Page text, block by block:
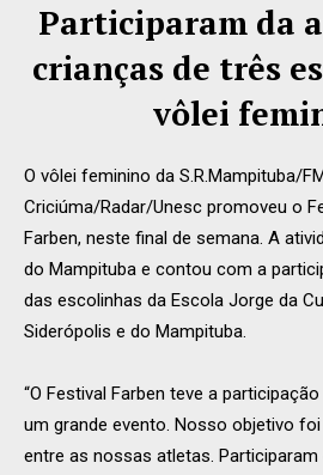
Participaram da
crianças de três
vôlei
O vôlei feminino da S.R.Mampituba/
Criciúma/Radar/Unesc promoveu o
Farben, neste final de semana. A
do Mampituba e contou com a
das escolinhas da Escola Jorge da
Siderópolis e do Mampituba.
“O Festival Farben teve a
um grande evento. Nosso objetivo
entre as nossas atletas.